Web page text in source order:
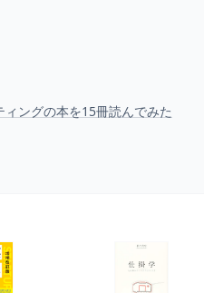
ングの本を15冊読んでみた